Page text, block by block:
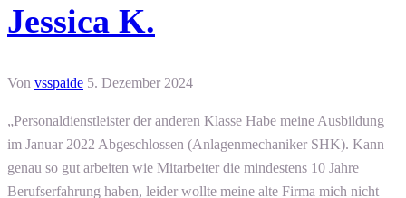
Jessica K.
Von vsspaide 5. Dezember 2024
„Personaldienstleister der anderen Klasse Habe meine Ausbildung
im Januar 2022 Abgeschlossen (Anlagenmechaniker SHK). Kann
genau so gut arbeiten wie Mitarbeiter die mindestens 10 Jahre
Berufserfahrung haben, leider wollte meine alte Firma mich nicht